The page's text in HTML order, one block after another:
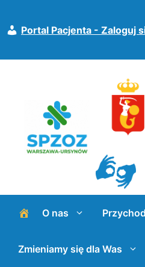
treści
Portal Pacjenta - Zaloguj
O nas
Zmieniamy się dla Was